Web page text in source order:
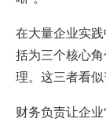
在大量企业实
括为三个核心
理。这三者看似
财务负责让企